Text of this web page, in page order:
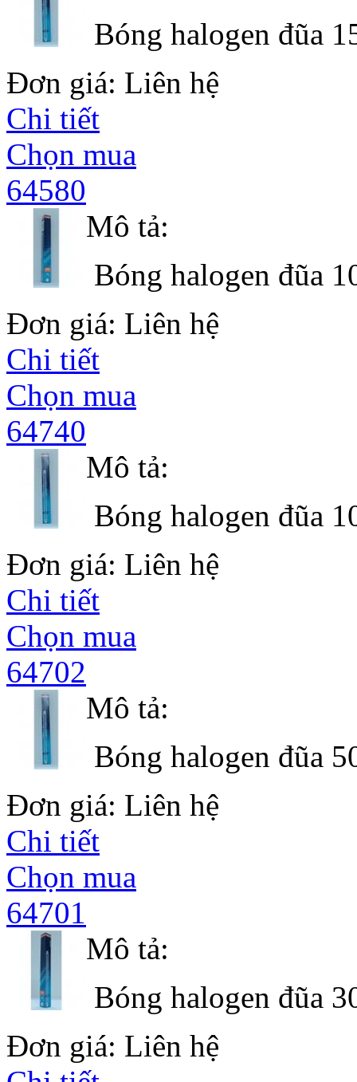
Bóng halogen đũa
Đơn giá: Liên hệ
Chi tiết
Chọn mua
64580
Mô tả:
Bóng halogen đũa
Đơn giá: Liên hệ
Chi tiết
Chọn mua
64740
Mô tả:
Bóng halogen đũa
Đơn giá: Liên hệ
Chi tiết
Chọn mua
64702
Mô tả:
Bóng halogen đũa
Đơn giá: Liên hệ
Chi tiết
Chọn mua
64701
Mô tả:
Bóng halogen đũa
Đơn giá: Liên hệ